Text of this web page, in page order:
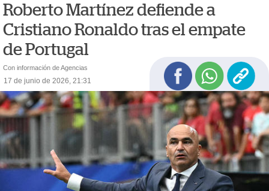
Roberto Martínez defiende a
Cristiano Ronaldo tras el empate
de Portugal
Con información de Agencias
17 de junio de 2026, 21:31